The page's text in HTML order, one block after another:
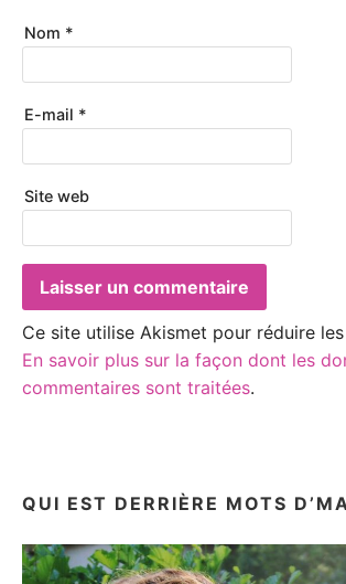
Nom *
E-mail *
Site web
Ce site utilise Akismet pour réduire
En savoir plus sur la façon dont les
commentaires sont traitées.
QUI EST DERRIÈRE MOTS